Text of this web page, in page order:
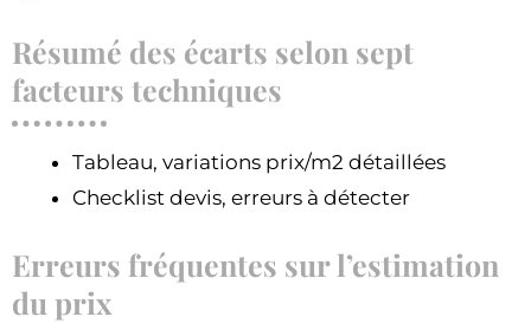
Résumé des écarts selon sept
facteurs techniques
Tableau, variations prix/m2 détaillées
Checklist devis, erreurs à détecter
Erreurs fréquentes sur l’estimation
du prix